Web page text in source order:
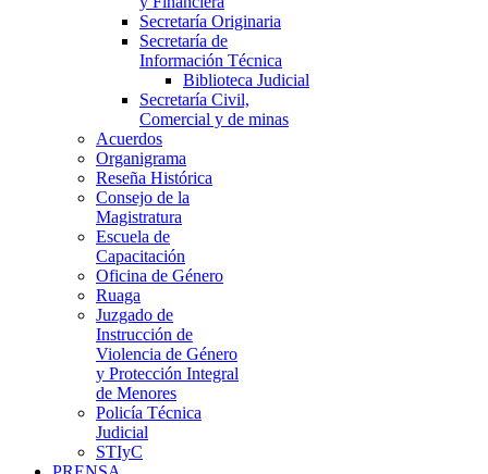
Secretaría Originaria
Secretaría de
Información Técnica
Biblioteca Judicial
Secretaría Civil,
Comercial y de minas
Acuerdos
Organigrama
Reseña Histórica
Consejo de la
Magistratura
Escuela de
Capacitación
Oficina de Género
Ruaga
Juzgado de
Instrucción de
Violencia de Género
y Protección Integral
de Menores
Policía Técnica
Judicial
STIyC